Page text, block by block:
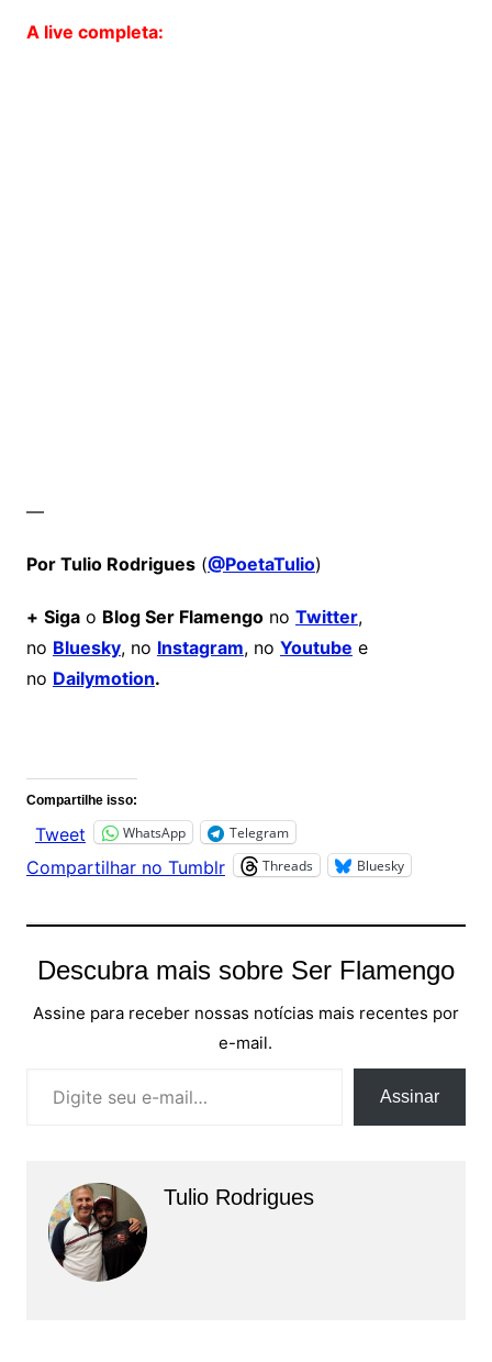
A live completa:
—
Por Tulio Rodrigues(@PoetaTulio)
+ Sigao Blog Ser Flamengono Twitter,
no Bluesky, no Instagram, no Youtube e
no Dailymotion.
Compartilhe isso:
Tweet WhatsApp Telegram
Compartilhar no Tumblr Threads Bluesky
Descubra mais sobre Ser Flamengo
Assine para receber nossas notícias mais recentes por
e-mail.
Assinar
Tulio Rodrigues